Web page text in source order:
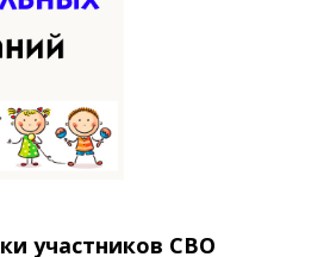
участников СВО